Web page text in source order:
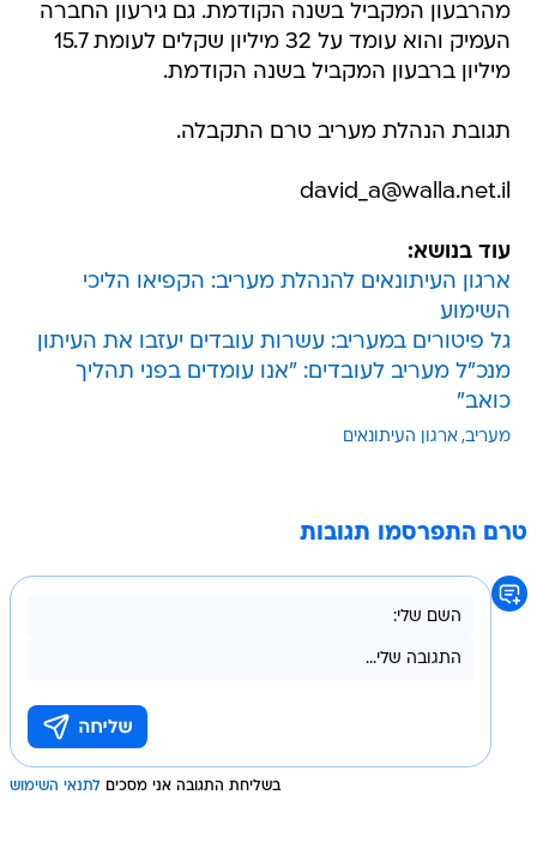
מהרבעון המקביל בשנה הקודמת. גם גירעון החברה
העמיק והוא עומד על 32 מיליון שקלים לעומת 15.7
מיליון ברבעון המקביל בשנה הקודמת.
תגובת הנהלת מעריב טרם התקבלה.
david_a@walla.net.il
עוד בנושא:
ארגון העיתונאים להנהלת מעריב: הקפיאו הליכי
השימוע
גל פיטורים במעריב: עשרות עובדים יעזבו את העיתון
מנכ"ל מעריב לעובדים: "אנו עומדים בפני תהליך
כואב"
מעריב ארגון העיתונאים
טרם התפרסמו תגובות
בשליחת התגובה אני מסכים לתנאי השימוש